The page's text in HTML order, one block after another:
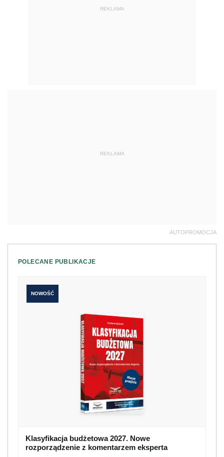
REKLAMA
REKLAMA
AUTOPROMOCJA
POLECANE PUBLIKACJE
NOWOŚĆ
Klasyfikacja budżetowa 2027. Nowe
rozporządzenie z komentarzem eksperta